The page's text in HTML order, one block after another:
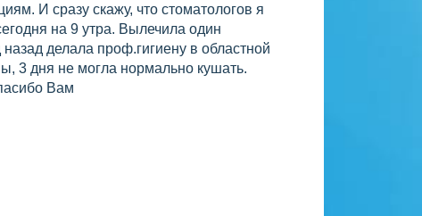
И сразу скажу, что стоматологов я
на 9 утра. Вылечила один
делала проф.гигиену в областной
3 дня не могла нормально кушать.
Вам